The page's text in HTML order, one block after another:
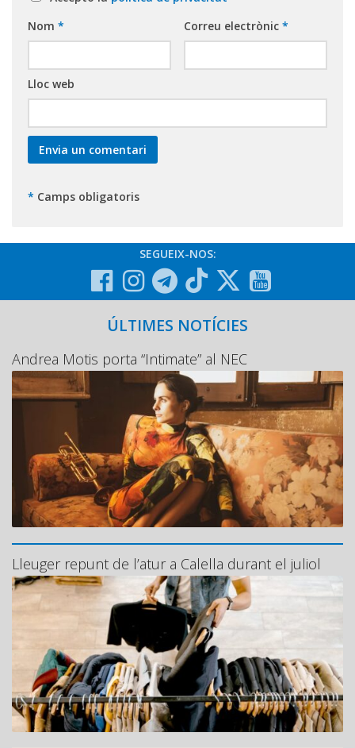
Nom * Correu electrònic *
Lloc web
* Camps obligatoris
SEGUEIX-NOS:
ÚLTIMES NOTÍCIES
Andrea Motis porta “Intimate” al NEC
Lleuger repunt de l’atur a Calella durant el juliol